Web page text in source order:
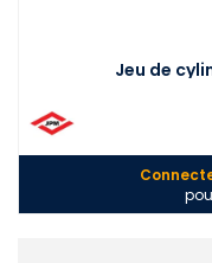
Jeu de